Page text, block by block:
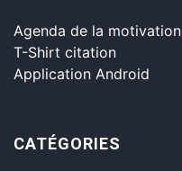
Agenda de la motivation
T-Shirt citation
Application Android
CATÉGORIES